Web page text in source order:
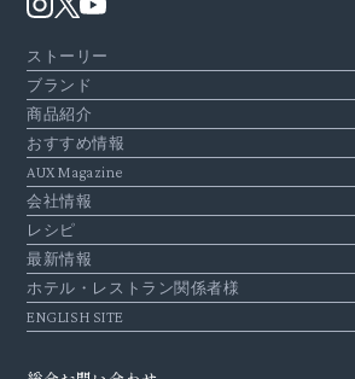
ストーリー
ブランド
商品紹介
おすすめ情報
AUX Magazine
会社情報
レシピ
最新情報
ホテル・レストラン関係者様
ENGLISH SITE